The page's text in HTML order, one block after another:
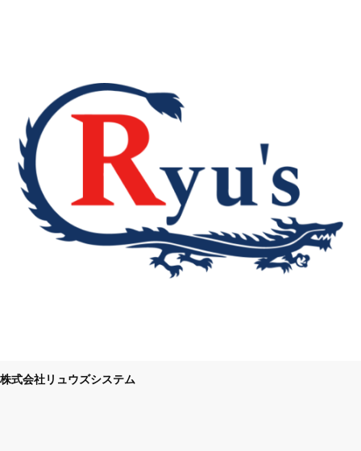
株式会社リュウズシステム